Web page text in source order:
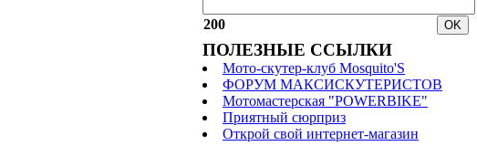
200
ПОЛЕЗНЫЕ ССЫЛКИ
Мото-скутер-клуб Mosquito'S
ФОРУМ МАКСИСКУТЕРИСТОВ
Мотомастерская "POWERBIKE"
Приятный сюрприз
Открой свой интернет-магазин